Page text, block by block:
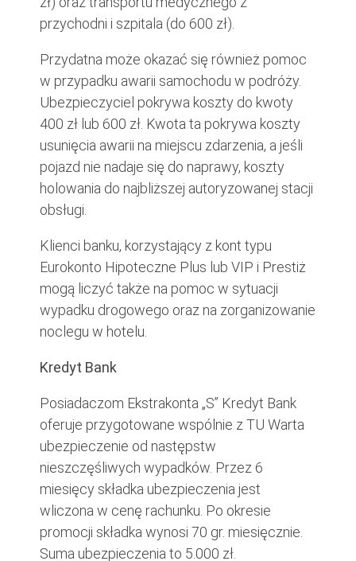
przychodni i szpitala (do 600 zł).
Przydatna może okazać się również pomoc
w przypadku awarii samochodu w podróży.
Ubezpieczyciel pokrywa koszty do kwoty
400 zł lub 600 zł. Kwota ta pokrywa koszty
usunięcia awarii na miejscu zdarzenia, a jeśli
pojazd nie nadaje się do naprawy, koszty
holowania do najbliższej autoryzowanej stacji
obsługi.
Klienci banku, korzystający z kont typu
Eurokonto Hipoteczne Plus lub VIP i Prestiż
mogą liczyć także na pomoc w sytuacji
wypadku drogowego oraz na zorganizowanie
noclegu w hotelu.
Kredyt Bank
Posiadaczom Ekstrakonta „S” Kredyt Bank
oferuje przygotowane wspólnie z TU Warta
ubezpieczenie od następstw
nieszczęśliwych wypadków. Przez 6
miesięcy składka ubezpieczenia jest
wliczona w cenę rachunku. Po okresie
promocji składka wynosi 70 gr. miesięcznie.
Suma ubezpieczenia to 5.000 zł.